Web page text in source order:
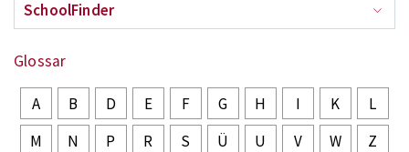
SchoolFinder
Glossar
A B D E F G H I K
L
M
N P R S Ü U V W Z